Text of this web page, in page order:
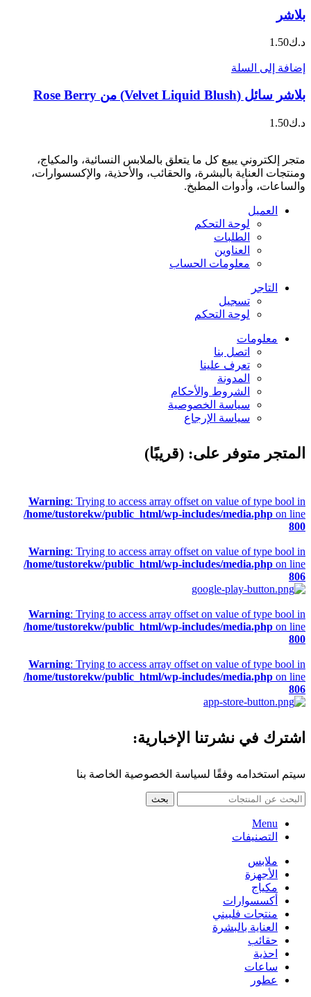
بلاشر
د.ك1.50
إضافة إلى السلة
بلاشر سائل (Velvet Liquid Blush) من Rose Berry
د.ك1.50
متجر إلكتروني يبيع كل ما يتعلق بالملابس النسائية، والمكياج،
ومنتجات العناية بالبشرة، والحقائب، والأحذية، والإكسسوارات،
والساعات، وأدوات المطبخ.
العميل
لوحة التحكم
الطلبات
العناوين
معلومات الحساب
التاجر
تسجيل
لوحة التحكم
معلومات
اتصل بنا
تعرف علينا
المدونة
الشروط والأحكام
سياسة الخصوصية
سياسة الإرجاع
المتجر متوفر على: (قريبًا)
Warning: Trying to access array offset on value of type bool in
/home/tustorekw/public_html/wp-includes/media.php on line
800
Warning: Trying to access array offset on value of type bool in
/home/tustorekw/public_html/wp-includes/media.php on line
806
Warning: Trying to access array offset on value of type bool in
/home/tustorekw/public_html/wp-includes/media.php on line
800
Warning: Trying to access array offset on value of type bool in
/home/tustorekw/public_html/wp-includes/media.php on line
806
اشترك في نشرتنا الإخبارية:
سيتم استخدامه وفقًا لسياسة الخصوصية الخاصة بنا
بحث
Menu
التصنيفات
ملابس
الأجهزة
مكياج
أكسسوارات
منتجات فلبيني
العناية بالبشرة
حقائب
احذية
ساعات
عطور